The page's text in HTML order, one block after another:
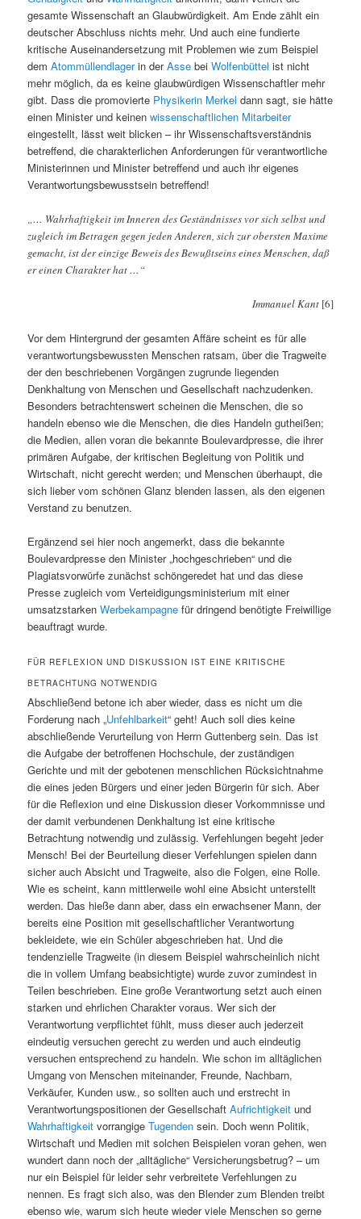
gesamte Wissenschaft an Glaubwürdigkeit. Am Ende zählt ein
deutscher Abschluss nichts mehr. Und auch eine fundierte
kritische Auseinandersetzung mit Problemen wie zum Beispiel
demAtommüllendlagerin derAsse beiWolfenbüttel ist nicht
mehr möglich, da es keine glaubwürdigen Wissenschaftler mehr
gibt. Dass die promovierte Physikerin Merkel dann sagt, sie hätte
einen Minister und keinenwissenschaftlichen Mitarbeiter
eingestellt, lässt weit blicken – ihr Wissenschaftsverständnis
betreffend, die charakterlichen Anforderungen für verantwortliche
Ministerinnen und Minister betreffend und auch ihr eigenes
Verantwortungsbewusstsein betreffend!
„… Wahrhaftigkeit im Inneren des Geständnisses vor sich selbst und
zugleich im Betragen gegen jeden Anderen, sich zur obersten Maxime
gemacht, ist der einzige Beweis des Bewußtseins eines Menschen, daß
er einen Charakter hat …“
Immanuel Kant [6]
Vor dem Hintergrund der gesamten Affäre scheint es für alle
verantwortungsbewussten Menschen ratsam, über die Tragweite
der den beschriebenen Vorgängen zugrunde liegenden
Denkhaltung von Menschen und Gesellschaft nachzudenken.
Besonders betrachtenswert scheinen die Menschen, die so
handeln ebenso wie die Menschen, die dies Handeln gutheißen;
die Medien, allen voran die bekannte Boulevardpresse, die ihrer
primären Aufgabe, der kritischen Begleitung von Politik und
Wirtschaft, nicht gerecht werden; und Menschen überhaupt, die
sich lieber vom schönen Glanz blenden lassen, als den eigenen
Verstand zu benutzen.
Ergänzend sei hier noch angemerkt, dass die bekannte
Boulevardpresse den Minister „hochgeschrieben“ und die
Plagiatsvorwürfe zunächst schöngeredet hat und das diese
Presse zugleich vom Verteidigungsministerium mit einer
umsatzstarkenWerbekampagne für dringend benötigte Freiwillige
beauftragt wurde.
FÜR REFLEXION UND DISKUSSION IST EINE KRITISCHE
BETRACHTUNG NOTWENDIG
Abschließend betone ich aber wieder, dass es nicht um die
Forderung nach „Unfehlbarkeit“ geht! Auch soll dies keine
abschließende Verurteilung von Herrn Guttenberg sein. Das ist
die Aufgabe der betroffenen Hochschule, der zuständigen
Gerichte und mit der gebotenen menschlichen Rücksichtnahme
die eines jeden Bürgers und einer jeden Bürgerin für sich. Aber
für die Reflexion und eine Diskussion dieser Vorkommnisse und
der damit verbundenen Denkhaltung ist eine kritische
Betrachtung notwendig und zulässig. Verfehlungen begeht jeder
Mensch! Bei der Beurteilung dieser Verfehlungen spielen dann
sicher auch Absicht und Tragweite, also die Folgen, eine Rolle.
Wie es scheint, kann mittlerweile wohl eine Absicht unterstellt
werden. Das hieße dann aber, dass ein erwachsener Mann, der
bereits eine Position mit gesellschaftlicher Verantwortung
bekleidete, wie ein Schüler abgeschrieben hat. Und die
tendenzielle Tragweite (in diesem Beispiel wahrscheinlich nicht
die in vollem Umfang beabsichtigte) wurde zuvor zumindest in
Teilen beschrieben. Eine große Verantwortung setzt auch einen
starken und ehrlichen Charakter voraus. Wer sich der
Verantwortung verpflichtet fühlt, muss dieser auch jederzeit
eindeutig versuchen gerecht zu werden und auch eindeutig
versuchen entsprechend zu handeln. Wie schon im alltäglichen
Umgang von Menschen miteinander, Freunde, Nachbarn,
Verkäufer, Kunden usw., so sollten auch und erstrecht in
Verantwortungspositionen der GesellschaftAufrichtigkeit und
Wahrhaftigkeit vorrangigeTugenden sein. Doch wenn Politik,
Wirtschaft und Medien mit solchen Beispielen voran gehen, wen
wundert dann noch der „alltägliche“ Versicherungsbetrug? – um
nur ein Beispiel für leider sehr verbreitete Verfehlungen zu
nennen. Es fragt sich also, was den Blender zum Blenden treibt
ebenso wie, warum sich heute wieder viele Menschen so gerne